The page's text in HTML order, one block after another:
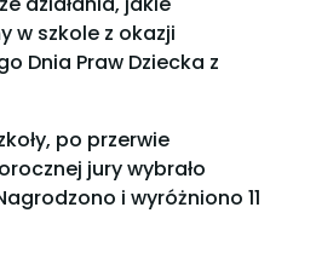
w szkole z okazji
Dnia Praw Dziecka z
po przerwie
jury wybrało
i wyróżniono 11